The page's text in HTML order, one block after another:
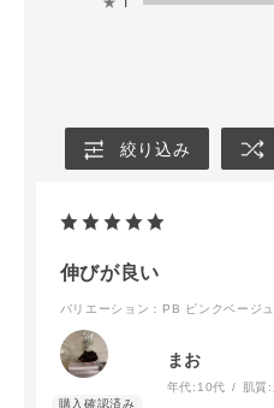
絞り込み
伸びが良い
バリエーション：PB ピンクベージュ
まお
年代: 10代 肌質: